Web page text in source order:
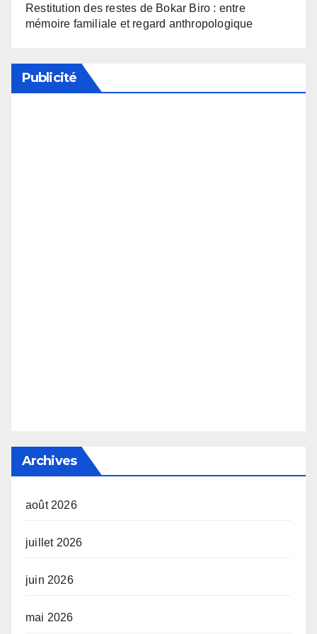
Restitution des restes de Bokar Biro : entre
mémoire familiale et regard anthropologique
Publicité
Archives
août 2026
juillet 2026
juin 2026
mai 2026